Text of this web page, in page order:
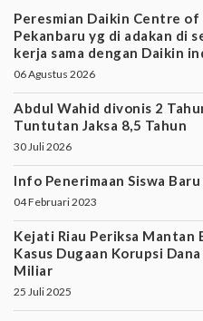
Peresmian Daikin Centre
Pekanbaru yg di adakan di
kerja sama dengan Daikin
06 Agustus 2026
Abdul Wahid divonis 2
Tuntutan Jaksa 8,5 Tahun
30 Juli 2026
Info Penerimaan Siswa Baru
04 Februari 2023
Kejati Riau Periksa
Kasus Dugaan Korupsi
Miliar
25 Juli 2025